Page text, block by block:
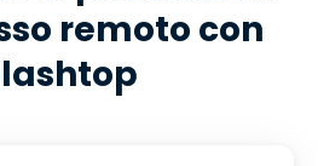
remoto con